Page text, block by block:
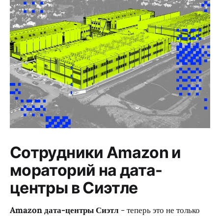
Сотрудники Amazon и
мораторий на дата-
центры в Сиэтле
Amazon дата-центры Сиэтл - теперь это не только